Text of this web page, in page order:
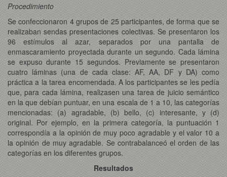
Procedimiento
Se confeccionaron 4 grupos de 25 participantes, de forma que se
realizaban sendas presentaciones colectivas. Se presentaron los
96 estímulos al azar, separados por una pantalla de
enmascaramiento proyectada durante un segundo. Cada lámina
se expuso durante 15 segundos. Previamente se presentaron
cuatro láminas (una de cada clase: AF, AA, DF y DA) como
práctica a la tarea encomendada. A los participantes se les pedía
que, para cada lámina, realizasen una tarea de juicio semántico
en la que debían puntuar, en una escala de 1 a 10, las categorías
mencionadas: (a) agradable, (b) bello, (c) interesante, y (d)
original. Por ejemplo, en la primera categoría, la puntuación 1
correspondía a la opinión de muy poco agradable y el valor 10 a
la opinión de muy agradable. Se contrabalanceó el orden de las
categorías en los diferentes grupos.
Resultados